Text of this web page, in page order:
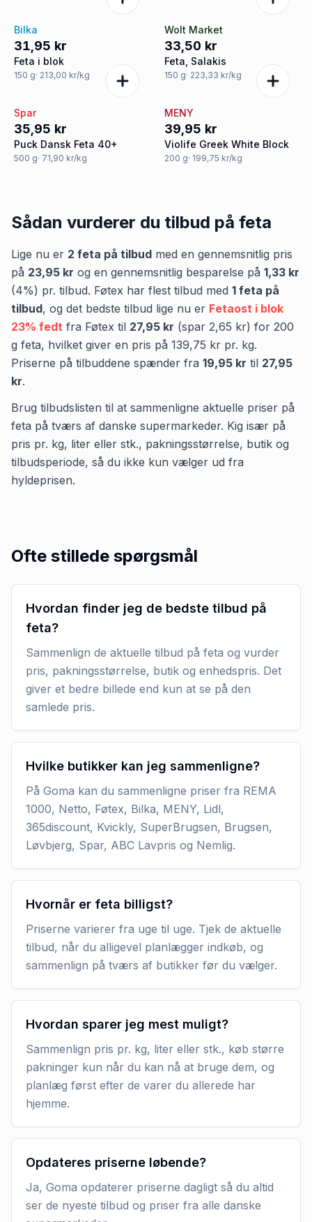
Bilka
31,95 kr
Feta i blok
150 g· 213,00 kr/kg
Wolt Market
33,50 kr
Feta, Salakis
150 g· 223,33 kr/kg
Spar
35,95 kr
Puck Dansk Feta 40+
500 g· 71,90 kr/kg
MENY
39,95 kr
Violife Greek White Block
200 g· 199,75 kr/kg
Sådan vurderer du tilbud på feta
Lige nu er 2 feta på tilbud med en gennemsnitlig pris
på 23,95 kr og en gennemsnitlig besparelse på 1,33 kr
(4%) pr. tilbud. Føtex har flest tilbud med 1 feta på
tilbud, og det bedste tilbud lige nu er Fetaost i blok
23% fedt fra Føtex til 27,95 kr (spar 2,65 kr) for 200
g feta, hvilket giver en pris på 139,75 kr pr. kg.
Priserne på tilbuddene spænder fra 19,95 kr til 27,95
kr.
Brug tilbudslisten til at sammenligne aktuelle priser på
feta på tværs af danske supermarkeder. Kig især på
pris pr. kg, liter eller stk., pakningsstørrelse, butik og
tilbudsperiode, så du ikke kun vælger ud fra
hyldeprisen.
Ofte stillede spørgsmål
Hvordan finder jeg de bedste tilbud på
feta?
Sammenlign de aktuelle tilbud på feta og vurder
pris, pakningsstørrelse, butik og enhedspris. Det
giver et bedre billede end kun at se på den
samlede pris.
Hvilke butikker kan jeg sammenligne?
På Goma kan du sammenligne priser fra REMA
1000, Netto, Føtex, Bilka, MENY, Lidl,
365discount, Kvickly, SuperBrugsen, Brugsen,
Løvbjerg, Spar, ABC Lavpris og Nemlig.
Hvornår er feta billigst?
Priserne varierer fra uge til uge. Tjek de aktuelle
tilbud, når du alligevel planlægger indkøb, og
sammenlign på tværs af butikker før du vælger.
Hvordan sparer jeg mest muligt?
Sammenlign pris pr. kg, liter eller stk., køb større
pakninger kun når du kan nå at bruge dem, og
planlæg først efter de varer du allerede har
hjemme.
Opdateres priserne løbende?
Ja, Goma opdaterer priserne dagligt så du altid
ser de nyeste tilbud og priser fra alle danske